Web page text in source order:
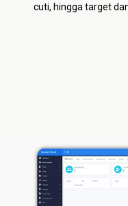
cuti, hingga target